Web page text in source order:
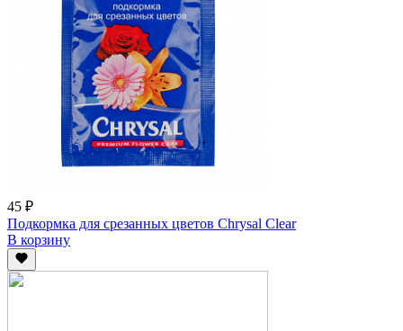
45 ₽
Подкормка для срезанных цветов Chrysal Clear
В корзину